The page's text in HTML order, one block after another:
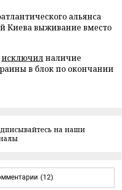
альянса
Киева выживание вместо
исключилналичие
в блок по окончании
на наши
(12)